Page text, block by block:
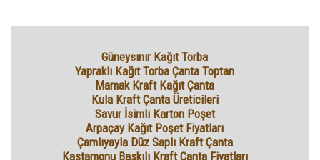
Güneysınır Kağıt Torba
Yapraklı Kağıt Torba Çanta Toptan
Mamak Kraft Kağıt Çanta
Kula Kraft Çanta Üreticileri
Savur İsimli Karton Poşet
Arpaçay Kağıt Poşet Fiyatları
Çamlıyayla Düz Saplı Kraft Çanta
Kastamonu Baskılı Kraft Çanta Fiyatları